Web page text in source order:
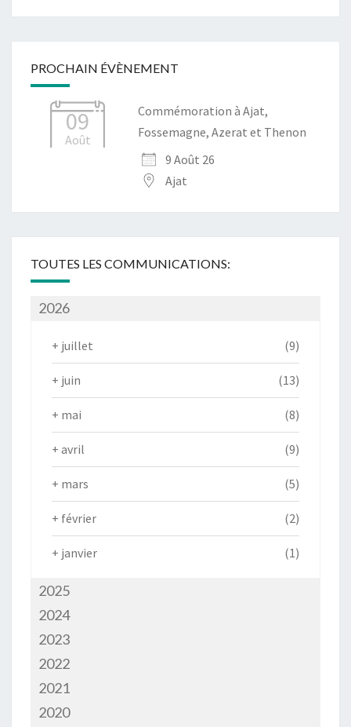
PROCHAIN ÉVÈNEMENT
09
Août
Commémoration à Ajat,
Fossemagne, Azerat et Thenon
9 Août 26
Ajat
TOUTES LES COMMUNICATIONS:
2026
+ juillet (9)
+ juin (13)
+ mai (8)
+ avril (9)
+ mars (5)
+ février (2)
+ janvier (1)
2025
2024
2023
2022
2021
2020